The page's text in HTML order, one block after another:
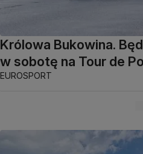
Królowa Bukowina.
w sobotę na Tour de
EUROSPORT